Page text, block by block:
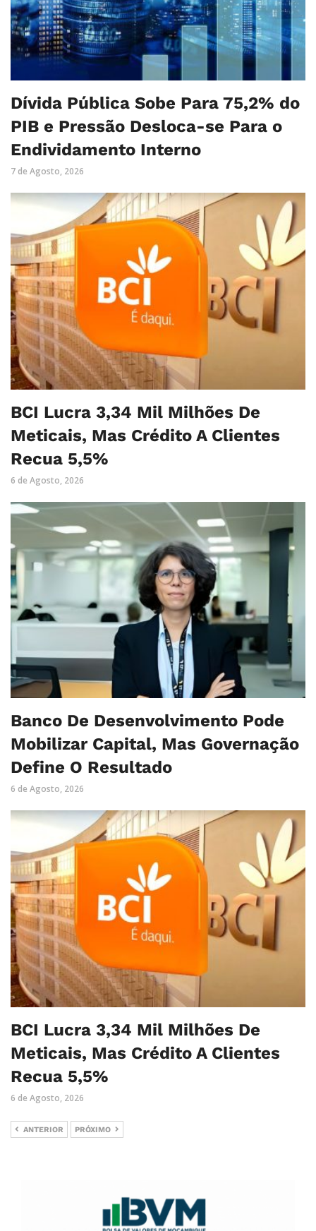
Dívida Pública Sobe Para 75,2% do
PIB e Pressão Desloca-se Para o
Endividamento Interno
7 de Agosto, 2026
BCI Lucra 3,34 Mil Milhões De
Meticais, Mas Crédito A Clientes
Recua 5,5%
6 de Agosto, 2026
Banco De Desenvolvimento Pode
Mobilizar Capital, Mas Governação
Define O Resultado
6 de Agosto, 2026
BCI Lucra 3,34 Mil Milhões De
Meticais, Mas Crédito A Clientes
Recua 5,5%
6 de Agosto, 2026
ANTERIOR PRÓXIMO